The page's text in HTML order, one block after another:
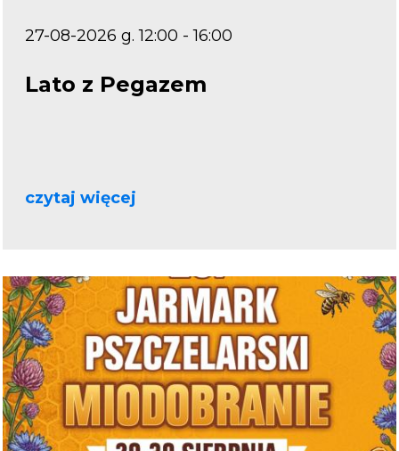
27-08-2026 g. 12:00 - 16:00
Lato z Pegazem
czytaj więcej